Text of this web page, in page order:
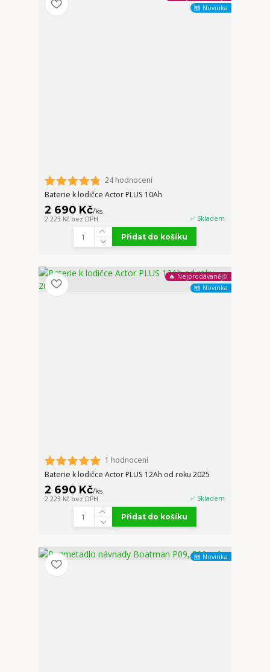
🆕 Novinka
24 hodnocení
Baterie k lodičce Actor PLUS 10Ah
2 690 Kč/ks
2 223 Kč bez DPH ✅ Skladem
Přidat do košíku
🔥 Nejprodávanější
🆕 Novinka
1 hodnocení
Baterie k lodičce Actor PLUS 12Ah od roku 2025
2 690 Kč/ks
2 223 Kč bez DPH ✅ Skladem
Přidat do košíku
🆕 Novinka